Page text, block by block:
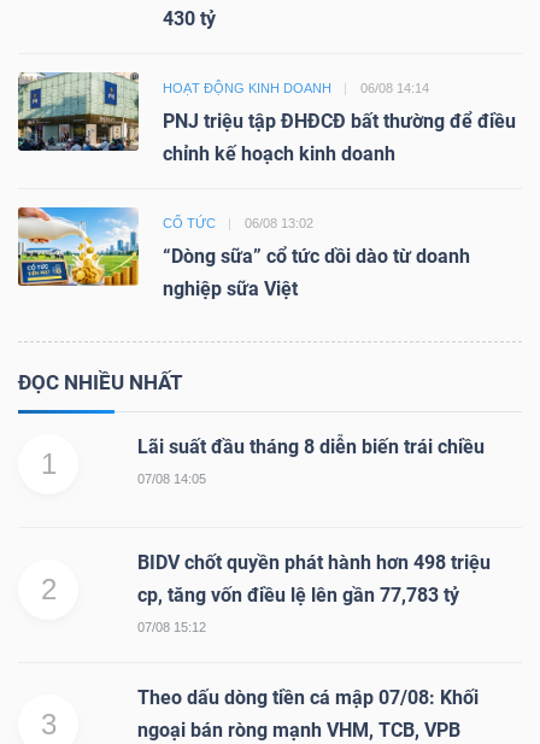
430 tỷ
HOẠT ĐỘNG KINH DOANH 06/08 14:14
PNJ triệu tập ĐHĐCĐ bất thường để điều
chỉnh kế hoạch kinh doanh
CỔ TỨC 06/08 13:02
“Dòng sữa” cổ tức dồi dào từ doanh
nghiệp sữa Việt
ĐỌC NHIỀU NHẤT
1
Lãi suất đầu tháng 8 diễn biến trái chiều
07/08 14:05
2
BIDV chốt quyền phát hành hơn 498 triệu
cp, tăng vốn điều lệ lên gần 77,783 tỷ
07/08 15:12
3
Theo dấu dòng tiền cá mập 07/08: Khối
ngoại bán ròng mạnh VHM, TCB, VPB